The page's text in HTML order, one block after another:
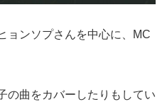
ョンソプさんを中心に、MC
の曲をカバーしたりもしてい